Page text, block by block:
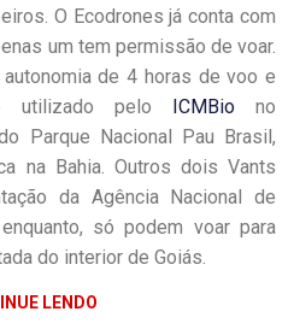
O Ecodrones já conta com
um tem permissão de voar.
de 4 horas de voo e
utilizado pelo ICMBio no
Parque Nacional Pau Brasil,
na Bahia. Outros dois Vants
da Agência Nacional de
só podem voar para
do interior de Goiás.
LENDO